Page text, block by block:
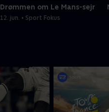
Drømmen om Le Mans-sejr
12. jun. • Sport Fokus